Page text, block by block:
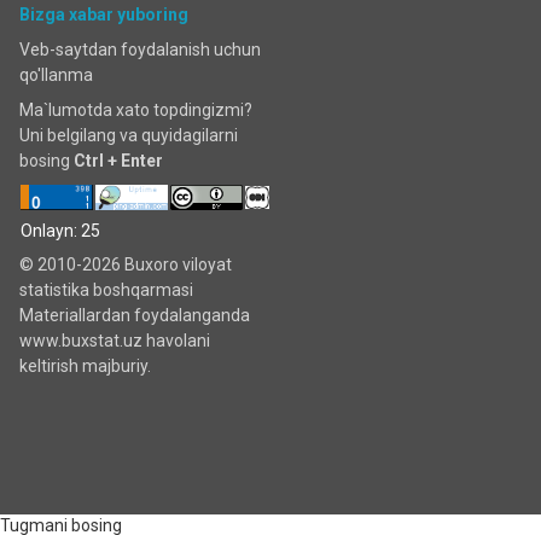
Bizga xabar yuboring
Veb-saytdan foydalanish uchun
qo'llanma
Ma`lumotda xato topdingizmi?
Uni belgilang va quyidagilarni
bosing Ctrl + Enter
Onlayn: 25
© 2010-2026 Buxoro viloyat
statistika boshqarmasi
Materiallardan foydalanganda
www.buxstat.uz havolani
keltirish majburiy.
Tugmani bosing